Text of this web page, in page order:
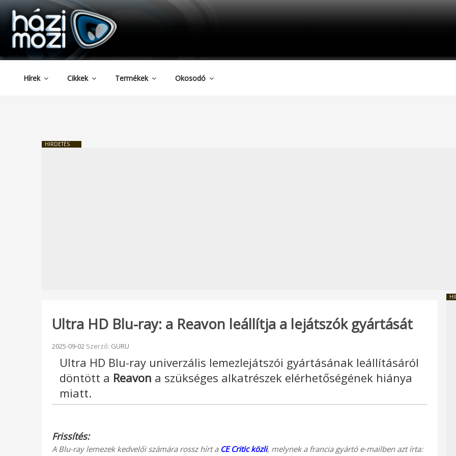
Tartalomhoz
HAZIMOZI
Hírek Cikkek Termékek Okosodó
HIRDETÉS
Ultra HD Blu-ray: a Reavon leállítja a lejátszók gyártását
Beküldve:
2025-09-02 Szerző: GURU
Ultra HD Blu-ray univerzális lemezlejátszói gyártásának leállításáról
döntött a Reavon a szükséges alkatrészek elérhetőségének hiánya
miatt.
Frissítés:
A Blu-ray lemezek kedvelői számára rossz hírt a CE Critic közli, melynek a francia gyártó e-mailben azt írta: